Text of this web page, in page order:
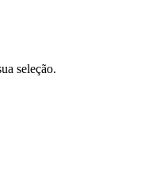
seleção.